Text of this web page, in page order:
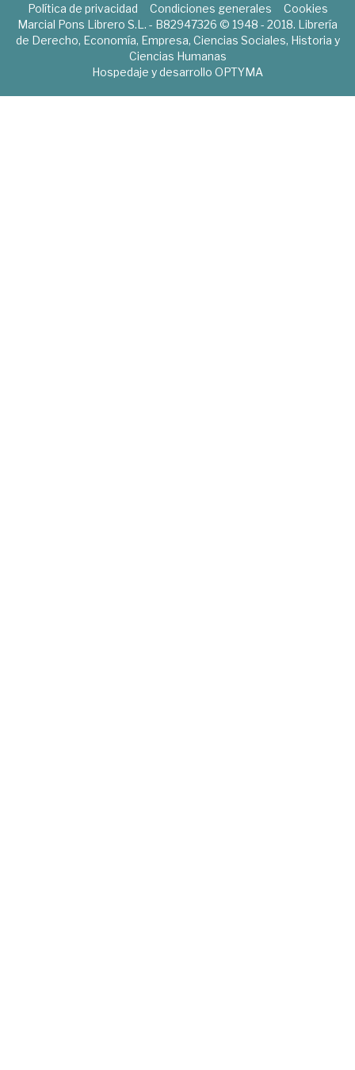
Política de privacidad Condiciones generales
Cookies
Marcial Pons Librero S.L. - B82947326 © 1948 - 2018. Librería
de Derecho, Economía, Empresa, Ciencias Sociales, Historia y
Ciencias Humanas
Hospedaje y desarrollo OPTYMA